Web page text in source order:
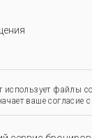
использует файлы
ваше согласие